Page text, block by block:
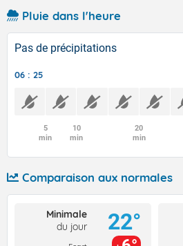
Pluie dans l'heure
Pas de précipitations
06 : 25
5
min
10
min
20
min
Comparaison aux normales
Minimale
du jour
22°